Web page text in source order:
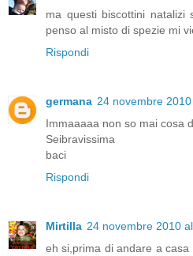
ma questi biscottini natalizi
penso al misto di spezie mi
Rispondi
germana 24 novembre
Immaaaaa non so mai cosa
Seibravissima
baci
Rispondi
Mirtilla 24 novembre 2010
eh si,prima di andare a